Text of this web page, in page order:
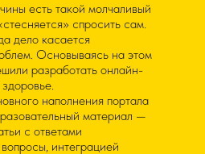
есть такой молчаливый
спросить сам.
дело касается
Основываясь на этом
разработать онлайн-
наполнения портала
материал —
с ответами
интеграцией